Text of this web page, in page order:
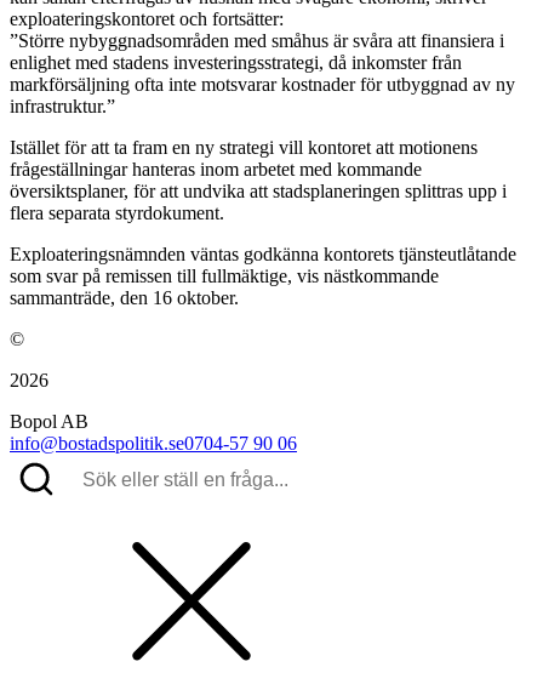
exploateringskontoret och fortsätter:
”Större nybyggnadsområden med småhus är svåra att finansiera i
enlighet med stadens investeringsstrategi, då inkomster från
markförsäljning ofta inte motsvarar kostnader för utbyggnad av ny
infrastruktur.”
Istället för att ta fram en ny strategi vill kontoret att motionens
frågeställningar hanteras inom arbetet med kommande
översiktsplaner, för att undvika att stadsplaneringen splittras upp i
flera separata styrdokument.
Exploateringsnämnden väntas godkänna kontorets tjänsteutlåtande
som svar på remissen till fullmäktige, vis nästkommande
sammanträde, den 16 oktober.
©
2026
Bopol AB
info@bostadspolitik.se0704-57 90 06